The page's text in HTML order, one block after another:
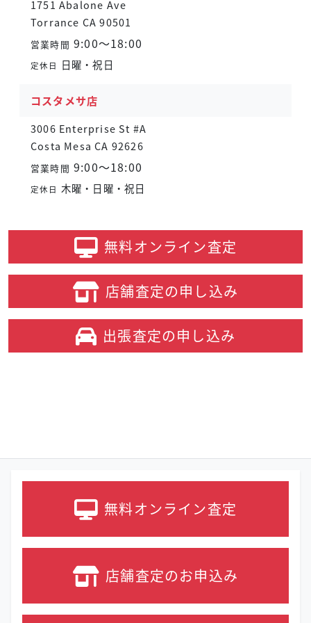
1751 Abalone Ave
Torrance CA 90501
営業時間 9:00～18:00
定休日 日曜・祝日
コスタメサ店
3006 Enterprise St #A
Costa Mesa CA 92626
営業時間 9:00～18:00
定休日 木曜・日曜・祝日
無料オンライン査定
店舗査定の申し込み
出張査定の申し込み
無料オンライン査定
店舗査定のお申込み